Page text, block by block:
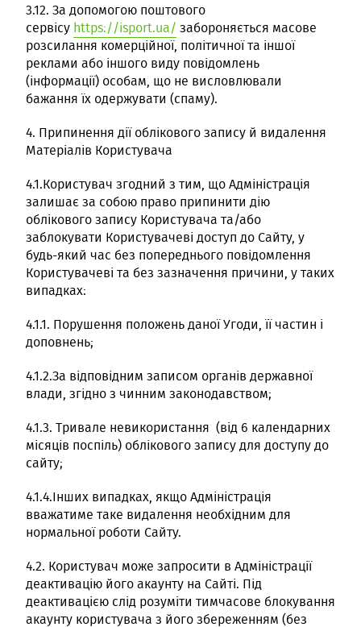
3.12. За допомогою поштового
сервісу https://isport.ua/ забороняється масове
розсилання комерційної, політичної та іншої
реклами або іншого виду повідомлень
(інформації) особам, що не висловлювали
бажання їх одержувати (спаму).
4. Припинення дії облікового запису й видалення
Матеріалів Користувача
4.1.Користувач згодний з тим, що Адміністрація
залишає за собою право припинити дію
облікового запису Користувача та/або
заблокувати Користувачеві доступ до Сайту, у
будь-який час без попереднього повідомлення
Користувачеві та без зазначення причини, у таких
випадках:
4.1.1. Порушення положень даної Угоди, її частин і
доповнень;
4.1.2.За відповідним записом органів державної
влади, згідно з чинним законодавством;
4.1.3. Тривале невикористання (від 6 календарних
місяців поспіль) облікового запису для доступу до
сайту;
4.1.4.Інших випадках, якщо Адміністрація
вважатиме таке видалення необхідним для
нормальної роботи Сайту.
4.2. Користувач може запросити в Адміністрації
деактивацію його акаунту на Сайті. Під
деактивацією слід розуміти тимчасове блокування
акаунту користувача з його збереженням (без